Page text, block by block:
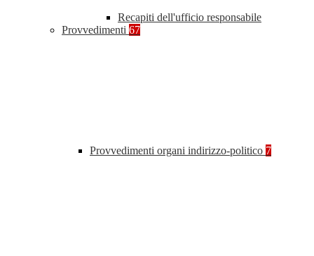
Recapiti dell'ufficio responsabile
Provvedimenti 67
Provvedimenti organi indirizzo-politico 7